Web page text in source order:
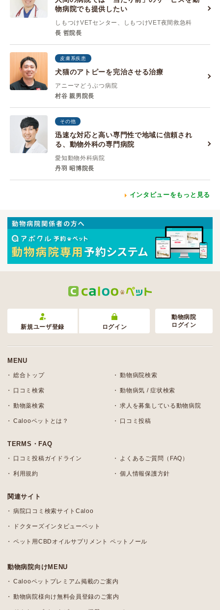
物病院でも提供したい
しもつけVETセンター、しもつけVET夜間救急科
長 哲院長
皮膚系疾患
犬猫のアトピーを完治させる治療
アニーマどうぶつ病院
村谷 親男院長
その他
迅速な対応と高い専門性で地域に信頼され
る、動物外科の専門病院
愛知動物外科病院
丹羽 昭博院長
インタビューをもっと見る
新規ユーザ登録 ログイン
動物病院
ログイン
MENU
総合トップ 動物病院検索
口コミ検索 動物病気 / 症状検索
動物薬検索 求人を募集している動物病院
Calooペットとは？ 口コミ投稿
TERMS・FAQ
口コミ投稿ガイドライン よくあるご質問（FAQ）
利用規約 個人情報保護方針
関連サイト
病院口コミ検索サイトCaloo
ドクターズインタビューペット
ペット用CBDオイルサプリメント ペットノール
動物病院向けMENU
Calooペットプレミアム掲載のご案内
動物病院様向け無料会員登録のご案内